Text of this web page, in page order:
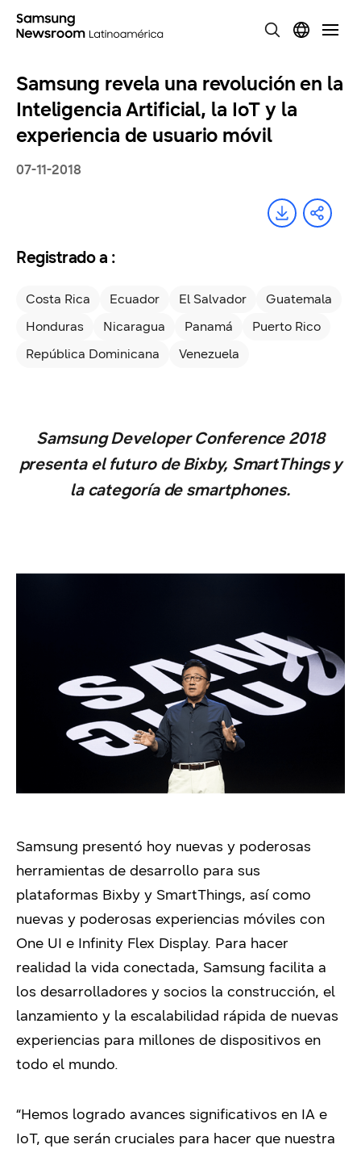
Samsung revela una revolución en la
Inteligencia Artificial, la IoT y la
experiencia de usuario móvil
07-11-2018
Registrado a :
Costa Rica Ecuador El Salvador
Guatemala
Honduras
Nicaragua Panamá
Puerto Rico
República Dominicana
Venezuela
Samsung Developer Conference 2018
presenta el futuro de Bixby, SmartThings y
la categoría de smartphones.
Samsung presentó hoy nuevas y poderosas
herramientas de desarrollo para sus
plataformas Bixby y SmartThings, así como
nuevas y poderosas experiencias móviles con
One UI e Infinity Flex Display. Para hacer
realidad la vida conectada, Samsung facilita a
los desarrolladores y socios la construcción, el
lanzamiento y la escalabilidad rápida de nuevas
experiencias para millones de dispositivos en
todo el mundo.
“Hemos logrado avances significativos en IA e
IoT, que serán cruciales para hacer que nuestra